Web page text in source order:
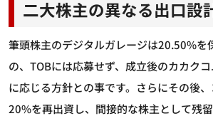
二大株主の異なる出口設
筆頭株主のデジタルガレージは20.50%を
の、TOBには応募せず、成立後のカカク
に応じる方針との事です。さらにその後
20%を再出資し、間接的な株主として残